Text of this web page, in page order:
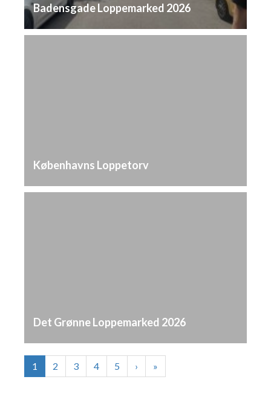
Badensgade Loppemarked 2026
Københavns Loppetorv
Det Grønne Loppemarked 2026
1 2 3 4 5 › »